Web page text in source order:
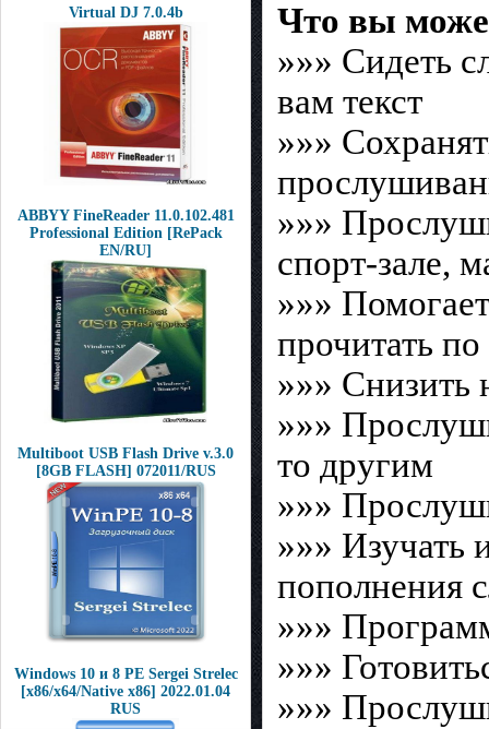
Virtual DJ 7.0.4b
ABBYY FineReader 11.0.102.481
Professional Edition [RePack
EN/RU]
Multiboot USB Flash Drive v.3.0
[8GB FLASH] 072011/RUS
Windows 10 и 8 PE Sergei Strelec
[x86/x64/Native x86] 2022.01.04
RUS
Что вы
»»» Сидеть
вам текст
»»»
»»»
спорт-зале,
»»»
прочитать
»»» Снизить
»»»
то другим
»»»
»»» Изучать
пополнения
»»»
»»»
»»»